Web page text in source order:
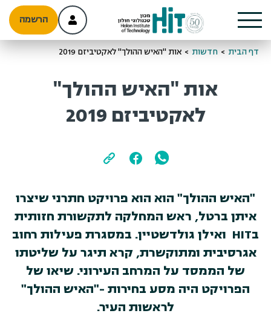
הרשמה
דף הבית > חדשות > אות "האיש ההולך" לאקטיביזם 2019
אות "האיש ההולך"
לאקטיביזם 2019
"האיש ההולך" הוא הוא פרויקט חתרני שיצרו
איתן ברטל, ראש המחלקה לתקשורת חזותית
בHIT ואילן גולדשטיין. במסגרת פעילות רחוב
אגרסיבית ומתוקשרת, קרא תיגר על שליטתו
של הממסד על המרחב העירוני. שיאו של
הפרויקט היה מסע בחירות -"האיש ההולך"
לראשות העיר.